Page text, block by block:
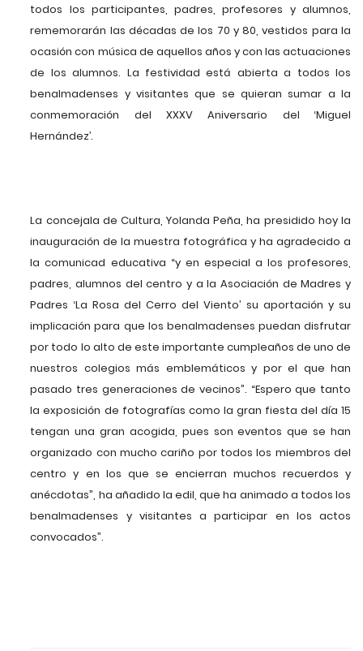
todos los participantes, padres, profesores y alumnos,
rememorarán las décadas de los 70 y 80, vestidos para la
ocasión con música de aquellos años y con las actuaciones
de los alumnos. La festividad está abierta a todos los
benalmadenses y visitantes que se quieran sumar a la
conmemoración del XXXV Aniversario del ‘Miguel
Hernández’.
La concejala de Cultura, Yolanda Peña, ha presidido hoy la
inauguración de la muestra fotográfica y ha agradecido a
la comunicad educativa “y en especial a los profesores,
padres, alumnos del centro y a la Asociación de Madres y
Padres ‘La Rosa del Cerro del Viento’ su aportación y su
implicación para que los benalmadenses puedan disfrutar
por todo lo alto de este importante cumpleaños de uno de
nuestros colegios más emblemáticos y por el que han
pasado tres generaciones de vecinos”. “Espero que tanto
la exposición de fotografías como la gran fiesta del día 15
tengan una gran acogida, pues son eventos que se han
organizado con mucho cariño por todos los miembros del
centro y en los que se encierran muchos recuerdos y
anécdotas”, ha añadido la edil, que ha animado a todos los
benalmadenses y visitantes a participar en los actos
convocados”.